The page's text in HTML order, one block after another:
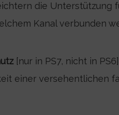
die Unterstützung
Kanal verbunden
[nur in PS7, nicht in
einer versehentlichen